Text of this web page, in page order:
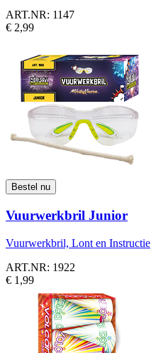
ART.NR: 1147
€ 2,99
Vuurwerkbril Junior
Vuurwerkbril, Lont en Instructie
ART.NR: 1922
€ 1,99